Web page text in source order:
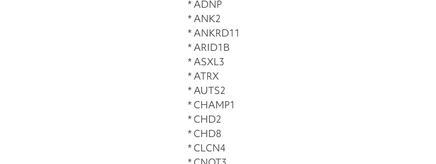
* ADNP
* ANK2
* ANKRD11
* ARID1B
* ASXL3
* ATRX
* AUTS2
* CHAMP1
* CHD2
* CHD8
* CLCN4